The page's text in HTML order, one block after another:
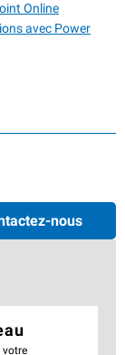
Online
avec Power
nous
votre